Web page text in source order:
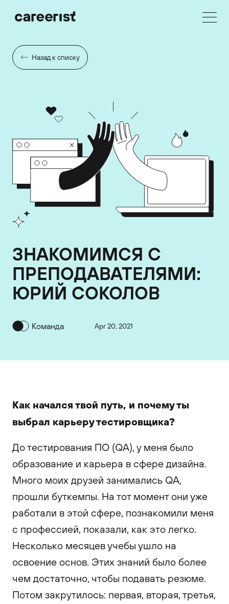
Назад к списку
ЗНАКОМИМСЯ С
ПРЕПОДАВАТЕЛЯМИ:
ЮРИЙ СОКОЛОВ
Команда Apr 20, 2021
Как начался твой путь, и почему ты
выбрал карьеру тестировщика?
До тестирования ПО (QA), у меня было
образование и карьера в сфере дизайна.
Много моих друзей занимались QA,
прошли буткемпы. На тот момент они уже
работали в этой сфере, познакомили меня
с профессией, показали, как это легко.
Несколько месяцев учебы ушло на
освоение основ. Этих знаний было более
чем достаточно, чтобы подавать резюме.
Потом закрутилось: первая, вторая, третья,